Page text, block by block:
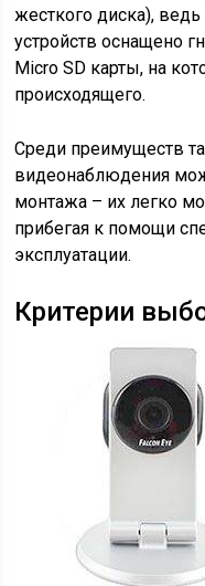
жесткого диска),
устройств оснащено
Micro SD карты, на
происходящего.
Среди преимуществ
видеонаблюдения
монтажа – их легко
прибегая к помощи
эксплуатации.
Критерии